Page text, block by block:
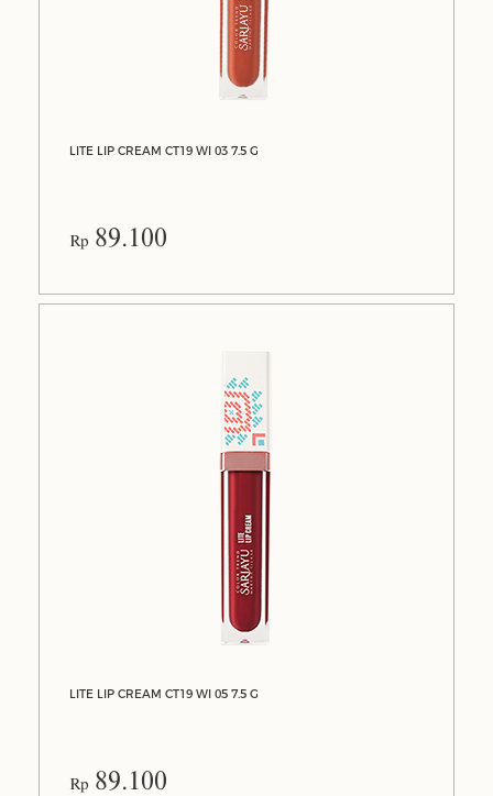
LITE LIP CREAM CT19 WI 03 7.5 G
Rp 89.100
LITE LIP CREAM CT19 WI 05 7.5 G
Rp 89.100